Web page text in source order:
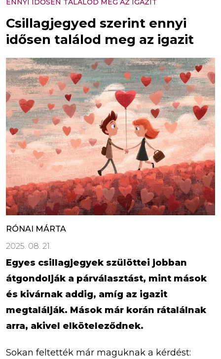
ENNYI IDŐSEN TALÁLOD MEG AZ IGAZIT
Csillagjegyed szerint ennyi
idősen találod meg az igazit
RÓNAI MÁRTA
2025. 08. 21.
Egyes csillagjegyek szülöttei jobban
átgondolják a párválasztást, mint mások
és kivárnak addig, amíg az igazit
megtalálják. Mások már korán rátalálnak
arra, akivel elköteleződnek.
Sokan feltették már maguknak a kérdést: